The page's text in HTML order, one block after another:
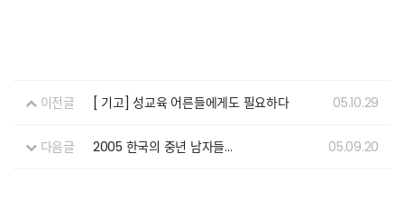
이전글 [ 기고] 성교육 어른들에게도 필요하다 05.10.29
다음글 2005 한국의 중년 남자들… 05.09.20